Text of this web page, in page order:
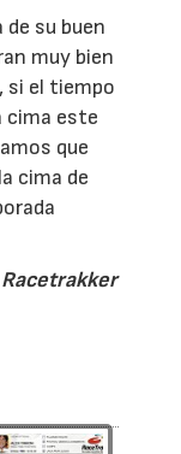
su buen
muy bien
si el tiempo
cima este
que
cima de
Racetrakker